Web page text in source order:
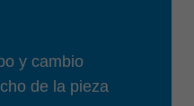
y cambio
de la pieza